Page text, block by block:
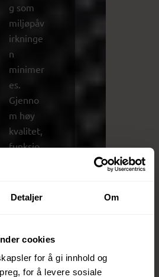
Detaljer Om
cookies
for å gi innhold og
for å levere sosiale
g som
miljøpåv
irkninge
n
minimer
es.
Gjenno
m høy
kvalitet,
funksjo
ansvarli
XD
Collecti
on